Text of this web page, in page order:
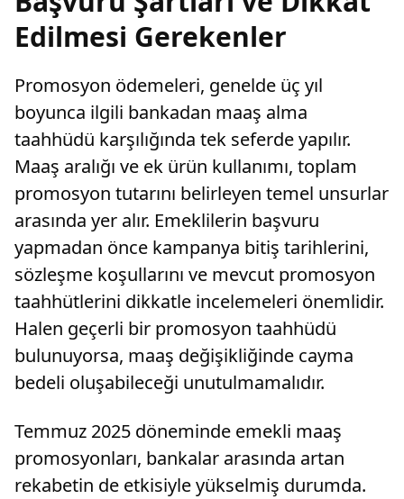
Edilmesi Gerekenler
Promosyon ödemeleri, genelde üç yıl
boyunca ilgili bankadan maaş alma
taahhüdü karşılığında tek seferde yapılır.
Maaş aralığı ve ek ürün kullanımı, toplam
promosyon tutarını belirleyen temel unsurlar
arasında yer alır. Emeklilerin başvuru
yapmadan önce kampanya bitiş tarihlerini,
sözleşme koşullarını ve mevcut promosyon
taahhütlerini dikkatle incelemeleri önemlidir.
Halen geçerli bir promosyon taahhüdü
bulunuyorsa, maaş değişikliğinde cayma
bedeli oluşabileceği unutulmamalıdır.
Temmuz 2025 döneminde emekli maaş
promosyonları, bankalar arasında artan
rekabetin de etkisiyle yükselmiş durumda.